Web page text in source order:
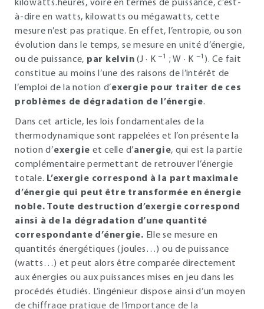
kilowatts.heures, voire en termes de puissance, c’est-
à-dire en watts, kilowatts ou mégawatts, cette
mesure n’est pas pratique. En effet, l’entropie, ou son
évolution dans le temps, se mesure en unité d’énergie,
ou de puissance, par kelvin (J · K−1 ; W · K −1 ). Ce fait
constitue au moins l’une des raisons de l’intérêt de
l’emploi de la notion d’exergie pour traiter de ces
problèmes de dégradation de l’énergie.
Dans cet article, les lois fondamentales de la
thermodynamique sont rappelées et l’on présente la
notion d’exergie et celle d’anergie, qui est la partie
complémentaire permettant de retrouver l’énergie
totale. L’exergie correspond à la part maximale
d’énergie qui peut être transformée en énergie
noble. Toute destruction d’exergie correspond
ainsi à de la dégradation d’une quantité
correspondante d’énergie. Elle se mesure en
quantités énergétiques (joules…) ou de puissance
(watts…) et peut alors être comparée directement
aux énergies ou aux puissances mises en jeu dans les
procédés étudiés. L’ingénieur dispose ainsi d’un moyen
de chiffrage pratique de l’importance de la